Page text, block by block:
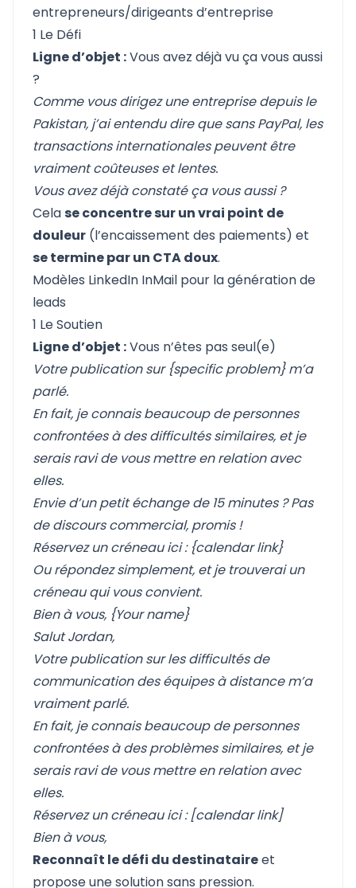
entrepreneurs/dirigeants d’entreprise
1 Le Défi
Ligne d’objet :Vous avez déjà vu ça vous aussi
?
Comme vous dirigez une entreprise depuis le
Pakistan, j’ai entendu dire que sans PayPal, les
transactions internationales peuvent être
vraiment coûteuses et lentes.
Vous avez déjà constaté ça vous aussi ?
Celase concentre sur un vrai point de
douleur (l’encaissement des paiements) et
se termine par un CTA doux.
Modèles LinkedIn InMail pour la génération de
leads
1 Le Soutien
Ligne d’objet :Vous n’êtes pas seul(e)
Votre publication sur {specific problem} m’a
parlé.
En fait, je connais beaucoup de personnes
confrontées à des difficultés similaires, et je
serais ravi de vous mettre en relation avec
elles.
Envie d’un petit échange de 15 minutes ? Pas
de discours commercial, promis !
Réservez un créneau ici : {calendar link}
Ou répondez simplement, et je trouverai un
créneau qui vous convient.
Bien à vous, {Your name}
Salut Jordan,
Votre publication sur les difficultés de
communication des équipes à distance m’a
vraiment parlé.
En fait, je connais beaucoup de personnes
confrontées à des problèmes similaires, et je
serais ravi de vous mettre en relation avec
elles.
Réservez un créneau ici : [calendar link]
Bien à vous,
Reconnaît le défi du destinataireet
propose une solution sans pression.